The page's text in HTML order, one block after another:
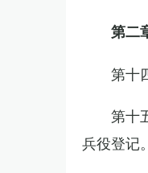
第二
第十
第十
兵役登记。